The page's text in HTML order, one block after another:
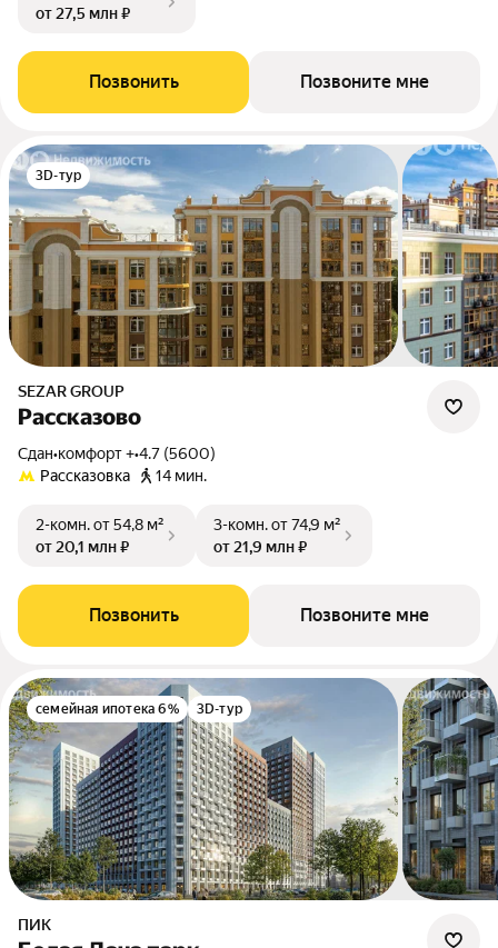
от 27,5 млн ₽
Позвонить Позвоните мне
3D-тур
SEZAR GROUP
Рассказово
Сдан•комфорт +•4.7 (5600)
Рассказовка
14 мин.
2-комн.от 54,8 м²
от 20,1 млн ₽
3-комн.от 74,9 м²
от 21,9 млн ₽
Позвонить Позвоните мне
семейная ипотека 6% 3D-тур
ПИК